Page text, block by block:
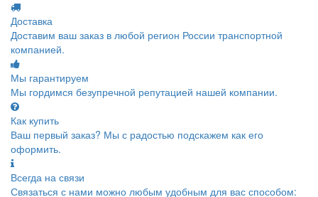
Доставка
Доставим ваш заказ в любой регион России транспортной
компанией.
Мы гарантируем
Мы гордимся безупречной репутацией нашей компании.
Как купить
Ваш первый заказ? Мы с радостью подскажем как его
оформить.
Всегда на связи
Связаться с нами можно любым удобным для вас способом: